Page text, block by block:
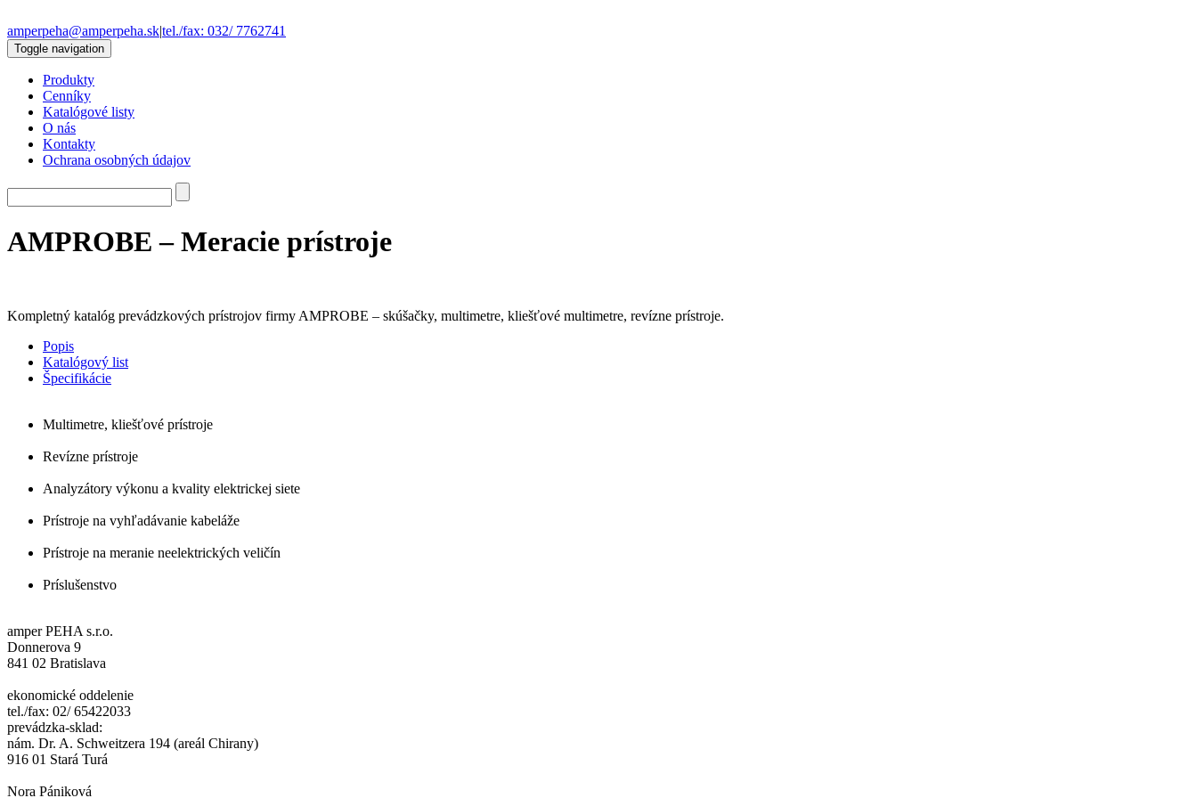
amperpeha@amperpeha.sk|tel./fax: 032/ 7762741
Toggle navigation
Produkty
Cenníky
Katalógové listy
O nás
Kontakty
Ochrana osobných údajov
AMPROBE – Meracie prístroje
Kompletný katalóg prevádzkových prístrojov firmy AMPROBE – skúšačky, multimetre, kliešťové multimetre, revízne prístroje.
Popis
Katalógový list
Špecifikácie
Multimetre, kliešťové prístroje
Revízne prístroje
Analyzátory výkonu a kvality elektrickej siete
Prístroje na vyhľadávanie kabeláže
Prístroje na meranie neelektrických veličín
Príslušenstvo
amper PEHA s.r.o.
Donnerova 9
841 02 Bratislava
ekonomické oddelenie
tel./fax: 02/ 65422033
prevádzka-sklad:
nám. Dr. A. Schweitzera 194 (areál Chirany)
916 01 Stará Turá
Nora Pániková